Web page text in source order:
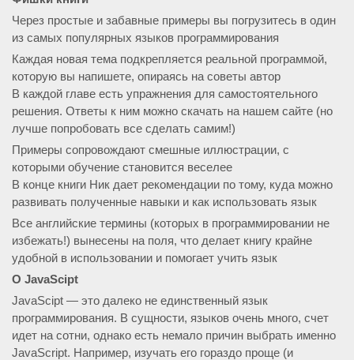
Через простые и забавные примеры вы погрузитесь в один
из самых популярных языков программирования
Каждая новая тема подкрепляется реальной программой,
которую вы напишете, опираясь на советы автор
В каждой главе есть упражнения для самостоятельного
решения. Ответы к ним можно скачать на нашем сайте (но
лучше попробовать все сделать самим!)
Примеры сопровождают смешные иллюстрации, с
которыми обучение становится веселее
В конце книги Ник дает рекомендации по тому, куда можно
развивать полученные навыки и как использовать язык
Все английские термины (которых в программировании не
избежать!) вынесены на поля, что делает книгу крайне
удобной в использовании и помогает учить язык
О JavaScipt
JavaScipt — это далеко не единственный язык
программирования. В сущности, языков очень много, счет
идет на сотни, однако есть немало причин выбрать именно
JavaScript. Например, изучать его гораздо проще (и